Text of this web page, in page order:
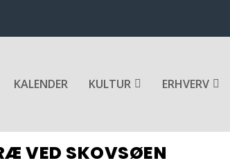
KALENDER KULTUR ERHVERV
VED SKOVSØEN